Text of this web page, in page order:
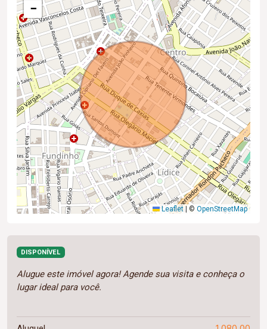
−
Leaflet | © OpenStreetMap
DISPONÍVEL
Alugue este imóvel agora! Agende sua visita e conheça o
lugar ideal para você.